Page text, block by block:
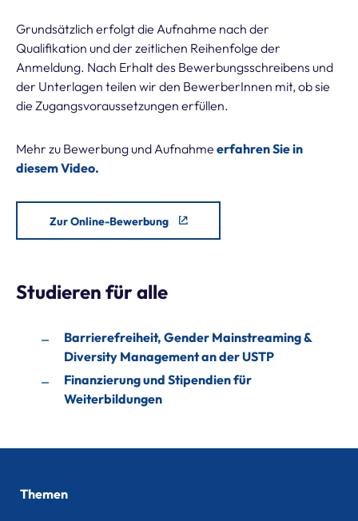
Grundsätzlich erfolgt die Aufnahme nach der
Qualifikation und der zeitlichen Reihenfolge der
Anmeldung. Nach Erhalt des Bewerbungsschreibens und
der Unterlagen teilen wir den BewerberInnen mit, ob sie
die Zugangsvoraussetzungen erfüllen.
Mehr zu Bewerbung und Aufnahme erfahren Sie in
diesem Video.
Zur Online-Bewerbung
Studieren für alle
Barrierefreiheit, Gender Mainstreaming &
Diversity Management an der USTP
Finanzierung und Stipendien für
Weiterbildungen
Themen